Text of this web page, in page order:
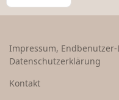
h
e
n
Impressum,
Datenschutzerklärung
Kontakt